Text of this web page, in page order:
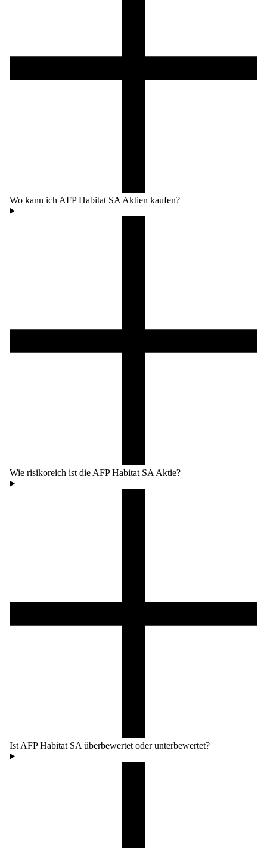
Wo kann ich AFP Habitat SA Aktien kaufen?
Wie risikoreich ist die AFP Habitat SA Aktie?
Ist AFP Habitat SA überbewertet oder unterbewertet?